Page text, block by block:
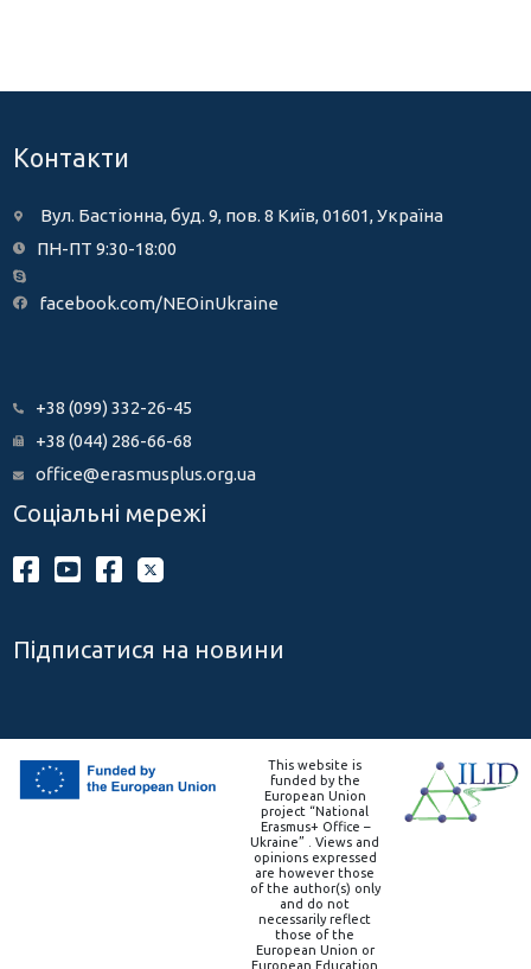
Контакти
Вул. Бастіонна, буд. 9, пов. 8 Київ, 01601, Україна
ПН-ПТ 9:30-18:00
facebook.com/NEOinUkraine
+38 (099) 332-26-45
+38 (044) 286-66-68
office@erasmusplus.org.ua
Соціальні мережі
Підписатися на новини
This website is
funded by the
European Union
project “National
Erasmus+ Office –
Ukraine” . Views and
opinions expressed
are however those
of the author(s) only
and do not
necessarily reflect
those of the
European Union or
European Education